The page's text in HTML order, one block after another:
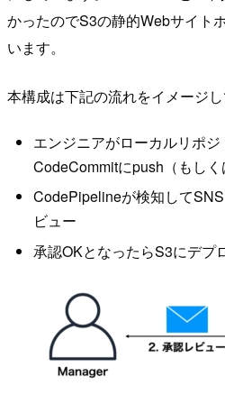
かったのでS3の静的Webサイト
います。
本構成は下記の流れをイメージし
エンジニアがローカルリポジ
CodeCommitにpush（もしく
CodePipelineが検知して
ビュー
承認OKとなったらS3にデプ